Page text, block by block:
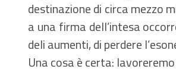
destinazione di circa mezzo
a una firma dell’intesa
deli aumenti, di perdere
Una cosa è certa: